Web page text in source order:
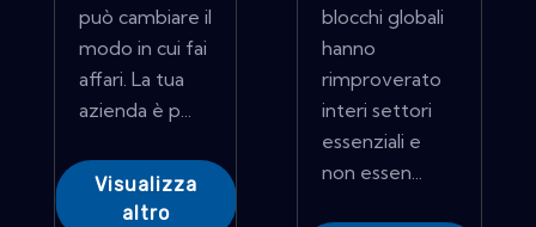
può cambiare il
modo in cui fai
affari. La tua
azienda è p...
Visualizza
altro
blocchi globali
hanno
rimproverato
interi settori
essenziali e
non essen...